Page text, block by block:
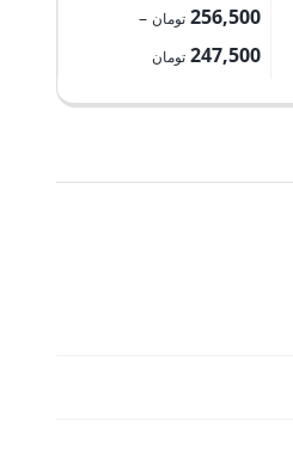
256,500 تومان –
247,500 تومان
256,500 تومان